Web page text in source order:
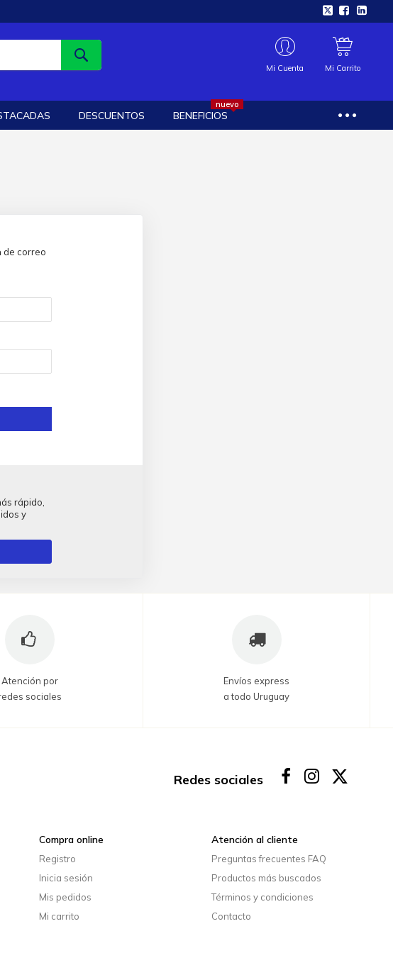
Mi Cuenta Mi Carrito
DESCUENTOS BENEFICIOS
nuevo
de correo
rápido,
y
Atención por
sociales
Envíos express
a todo Uruguay
Redes sociales
Compra online
Registro
Inicia sesión
Mis pedidos
Mi carrito
Atención al cliente
Preguntas frecuentes FAQ
Productos más buscados
Términos y condiciones
Contacto